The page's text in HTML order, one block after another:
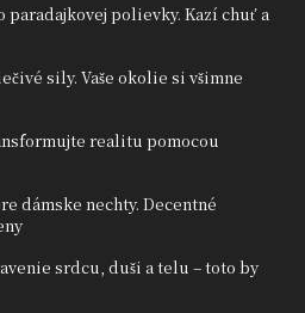
paradajkovej polievky. Kazí chuť a
sily. Vaše okolie si všimne
realitu pomocou
dámske nechty. Decentné
srdcu, duši a telu – toto by